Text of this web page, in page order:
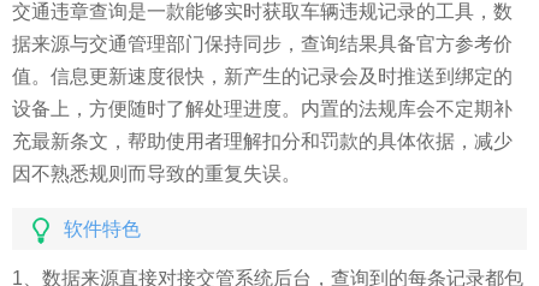
交通违章查询是一款能够实时获取车辆违规记录的工具，数
据来源与交通管理部门保持同步，查询结果具备官方参考价
值。信息更新速度很快，新产生的记录会及时推送到绑定的
设备上，方便随时了解处理进度。内置的法规库会不定期补
充最新条文，帮助使用者理解扣分和罚款的具体依据，减少
因不熟悉规则而导致的重复失误。
软件特色
1、数据来源直接对接交管系统后台，查询到的每条记录都包